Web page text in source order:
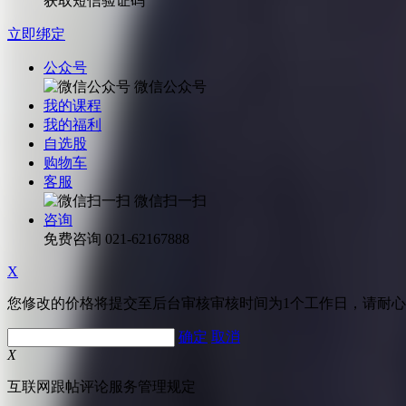
立即绑定
公众号
微信公众号
我的课程
我的福利
自选股
购物车
客服
微信扫一扫
咨询
免费咨询 021-62167888
X
您修改的价格将提交至后台审核审核时间为1个工作日，请耐
确定 取消
X
互联网跟帖评论服务管理规定